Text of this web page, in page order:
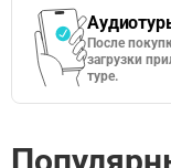
После
загрузки
туре.